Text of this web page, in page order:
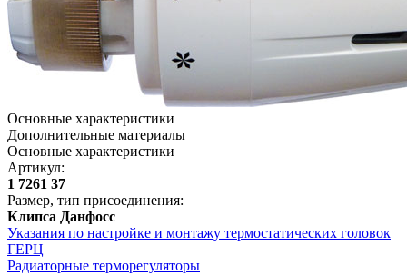
Основные характеристики
Дополнительные материалы
Основные характеристики
Артикул:
1 7261 37
Размер, тип присоединения:
Клипса Данфосс
Указания по настройке и монтажу термостатических головок
ГЕРЦ
Радиаторные терморегуляторы